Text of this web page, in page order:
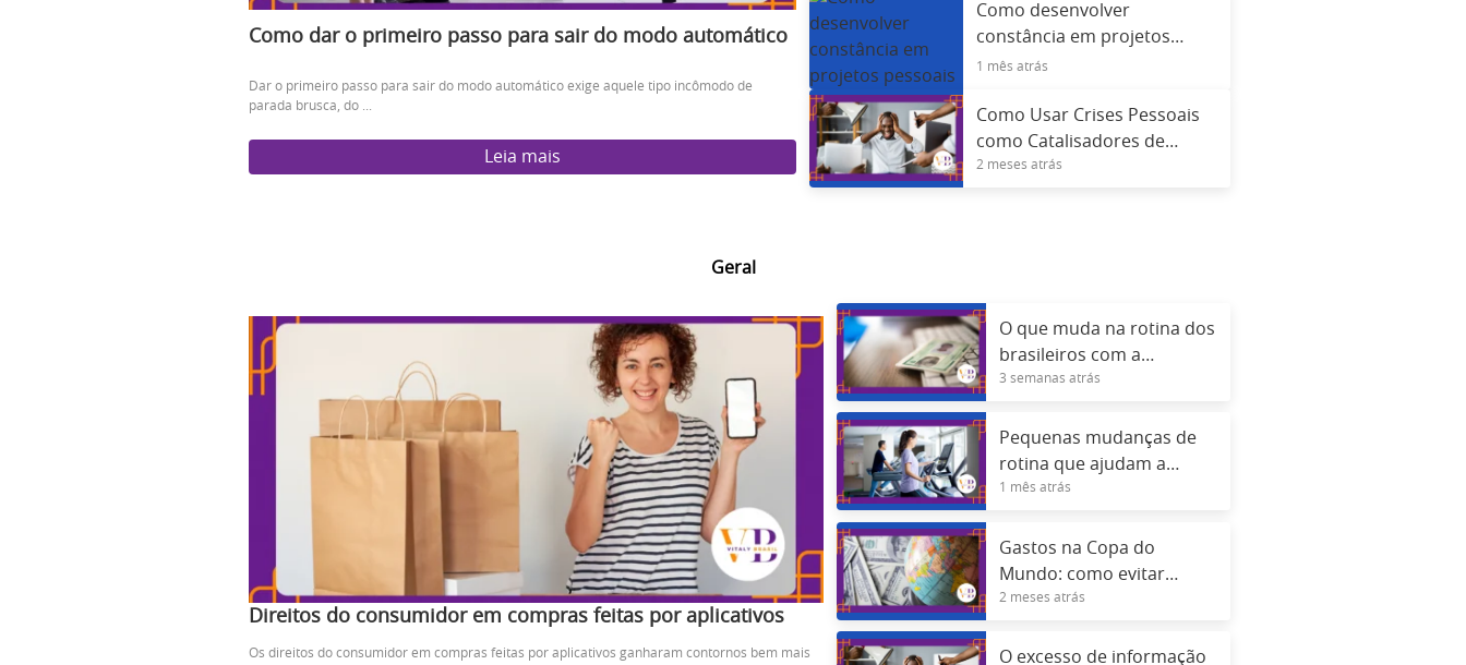
Como dar o primeiro passo para sair do modo automático
Dar o primeiro passo para sair do modo automático exige aquele tipo incômodo de
parada brusca, do ...
Leia mais
Como desenvolver
constância em projetos
pessoais
1 mês atrás
Como Usar Crises Pessoais
como Catalisadores de
Desenvolvimento Real
2 meses atrás
Geral
Direitos do consumidor em compras feitas por aplicativos
Os direitos do consumidor em compras feitas por aplicativos ganharam contornos bem mais
O que muda na rotina dos
brasileiros com a
identidade digital
3 semanas atrás
Pequenas mudanças de
rotina que ajudam a
reduzir o estresse diário
1 mês atrás
Gastos na Copa do
Mundo: como evitar
dívidas no cartão
2 meses atrás
O excesso de informação